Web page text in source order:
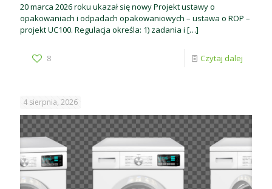
20 marca 2026 roku ukazał się nowy Projekt ustawy o
opakowaniach i odpadach opakowaniowych – ustawa o ROP –
projekt UC100. Regulacja określa: 1) zadania i […]
8 Czytaj dalej
4 sierpnia, 2026